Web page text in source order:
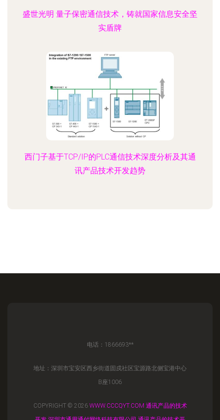
盛世光明 量子保密通信技术，铸就国家信息安全坚
实盾牌
西门子基于TCP/IP的PLC通信技术深度分析及其通
讯产品技术开发趋势
电话：1866693**
地址：深圳市宝安区西乡街道固戍社区宝源路北侧宝港中心
B座1006
COPYRIGHT © 2026 WWW.CCCQYT.COM 通讯产品的技术